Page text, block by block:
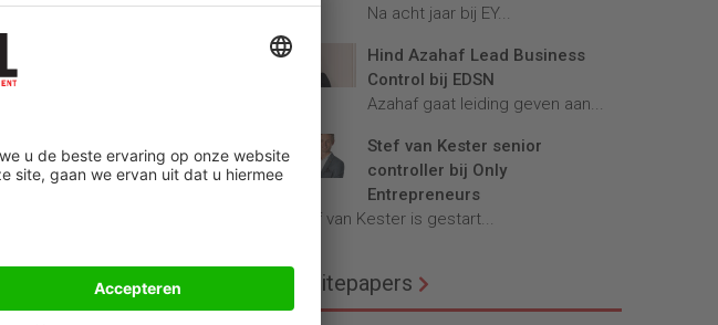
tegen van een
mogelijk om een
HR. De robot vraagt de
stelt de robot ook
in HR,”zei Ulrich. “Ook binnen
RPA binnen finance te
RPA eenmaal binnen de
kunnen worden.
samenwerking en
Na acht jaar bij EY...
Hind Azahaf Lead Business
Control bij EDSN
Azahaf gaat leiding geven aan...
Stef van Kester senior
controller bij Only
Entrepreneurs
Stef van Kester is gestart...
Whitepapers